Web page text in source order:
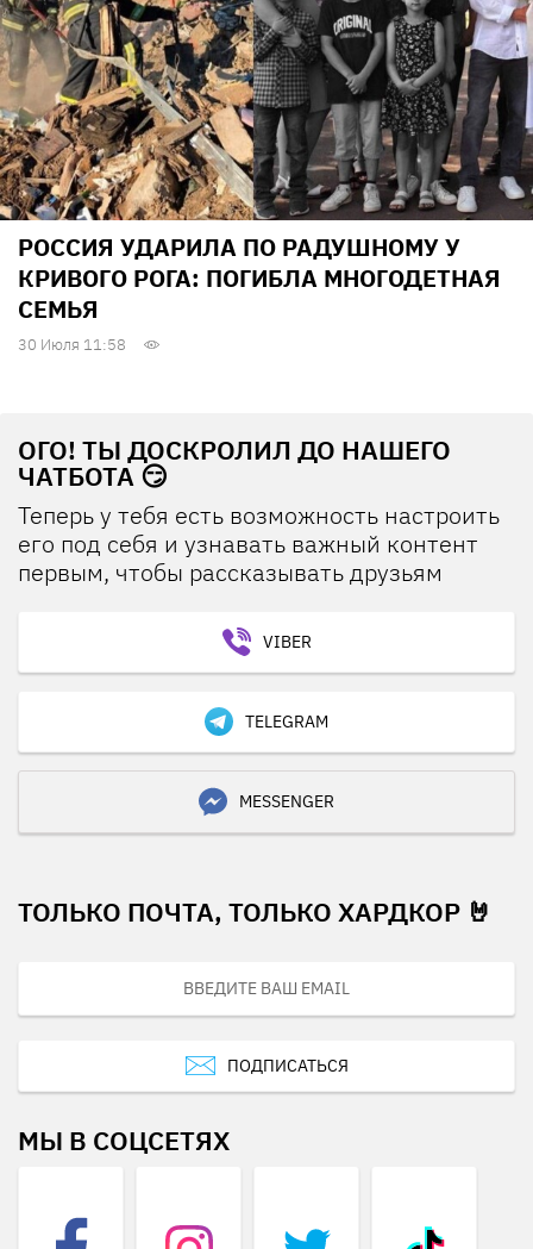
РОССИЯ УДАРИЛА ПО РАДУШНОМУ У
КРИВОГО РОГА: ПОГИБЛА МНОГОДЕТНАЯ
СЕМЬЯ
30 Июля 11:58
ОГО! ТЫ ДОСКРОЛИЛ ДО НАШЕГО
ЧАТБОТА 😏
Теперь у тебя есть возможность настроить
его под себя и узнавать важный контент
первым, чтобы рассказывать друзьям
VIBER
TELEGRAM
MESSENGER
ТОЛЬКО ПОЧТА, ТОЛЬКО ХАРДКОР 🤘
ПОДПИСАТЬСЯ
МЫ В СОЦСЕТЯХ